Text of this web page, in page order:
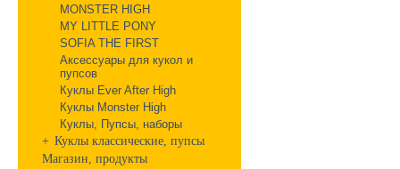
MONSTER HIGH
MY LITTLE PONY
SOFIA THE FIRST
Аксессуары для кукол и
пупсов
Куклы Ever After High
Куклы Monster High
Куклы, Пупсы, наборы
+ Куклы классические, пупсы
Магазин, продукты